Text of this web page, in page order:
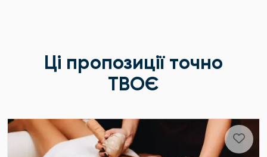
Ці пропозиції точно
ТВОЄ